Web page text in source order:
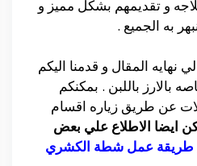
و تقديمهم بشكل مميز و
به الجميع .
نهايه المقال و قدمنا اليكم
بالارز باللبن . بمكنكم
عن طريق زياره اقسام
ايضا الاطلاع علي بعض
طريقة عمل شطة الكشري